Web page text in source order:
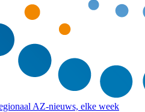
AZ-nieuws, elke week